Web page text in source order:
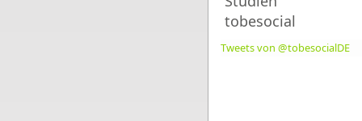
tobesocial
Tweets von @tobesocialDE